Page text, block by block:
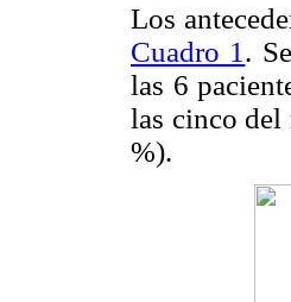
Los
Cuadro 1 .
las 6
las cinco del
%).